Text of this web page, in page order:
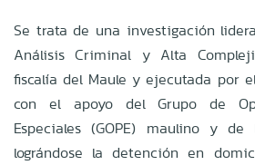
Se trata de una investigación
Análisis Criminal y Alta
fiscalía del Maule y ejecutada por
con el apoyo del Grupo de
Especiales (GOPE) maulino y
lográndose la detención en